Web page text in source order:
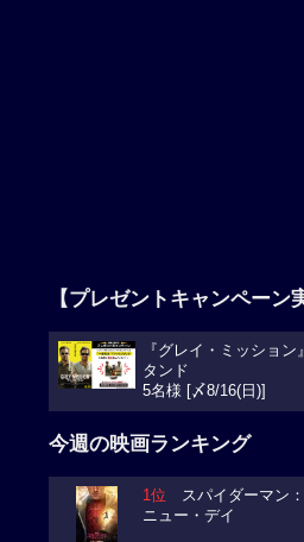
【プレゼントキャンペーン
『グレイ・ミッション
タンド
5名様 [〆8/16(日)]
今週の映画ランキング
1位 スパイダーマン：
ニュー・デイ